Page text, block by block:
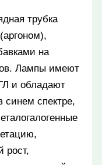
трубка
на
Лампы имеют
и обладают
синем спектре,
рост,